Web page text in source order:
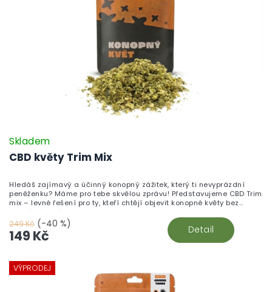
CBD květy Trim Mix
Skladem
249 Kč (-40 %)
149 Kč Detail
Hledáš zajímavý a účinný konopný zážitek, který ti nevyprázdní
peněženku? Máme pro tebe skvělou zprávu! Představujeme CBD Trim
mix – levné řešení pro ty, kteří chtějí objevit konopné květy bez
zbytečného přepychu.
VÝPRODEJ